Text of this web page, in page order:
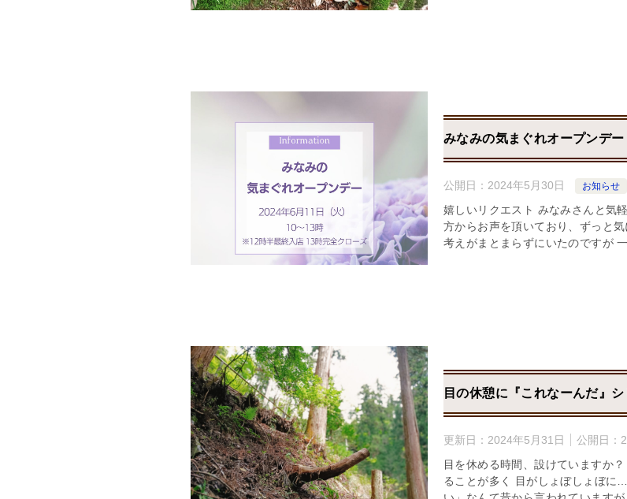
みなみの気まぐれオープンデー
公開日： 2024年5月30日 お知らせ
嬉しいリクエスト みなみさんと気
方からお声を頂いており、ずっと
考えがまとまらずにいたのですが
目の休憩に『これなーんだ』
更新日： 2024年5月31日 公開日：
目を休める時間、設けていますか
ることが多く 目がしょぼしょぼに